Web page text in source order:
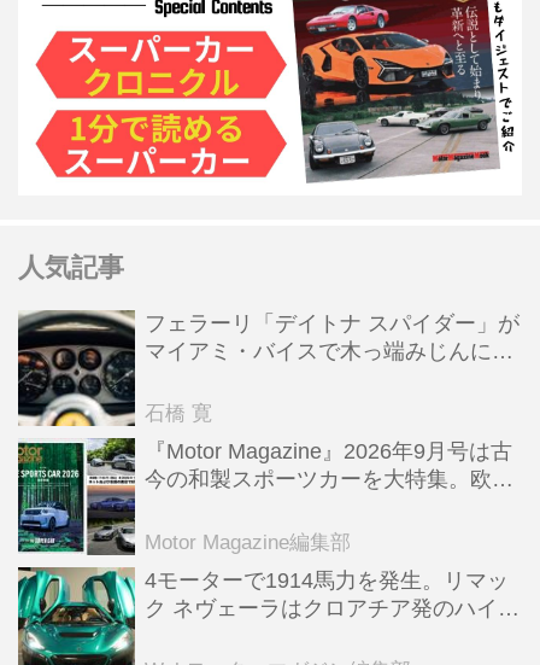
仕様についても解説しよう。
人気記事
フェラーリ「デイトナ スパイダー」が
マイアミ・バイスで木っ端みじんにな
石橋 寛
『Motor Magazine』2026年9月号は古
今の和製スポーツカーを大特集。欧州
Motor Magazine編集部
4モーターで1914馬力を発生。リマッ
ク ネヴェーラはクロアチア発のハイパ